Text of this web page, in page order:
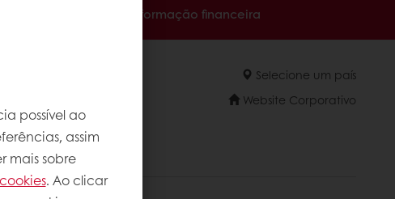
possível ao
assim
mais sobre
. Ao clicar
Tenha acesso à sua informação financeira
Selecione um país
Website Corporativo